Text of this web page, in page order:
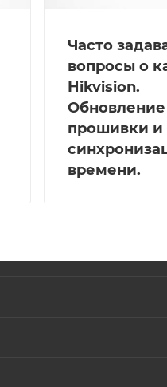
Часто
вопросы о
Hikvision.
Обновление
прошивки и
времени.